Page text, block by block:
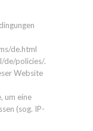
de.html
de/policies/.
Website
um eine
(sog. IP-